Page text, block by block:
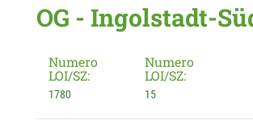
OG - Ingolstadt-
Numero
LOI/SZ:
1780
Numero
LOI/SZ:
15